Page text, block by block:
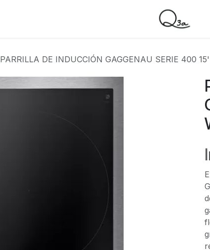
PARRILLA DE INDUCCIÓN GAGGENAU SERIE 400